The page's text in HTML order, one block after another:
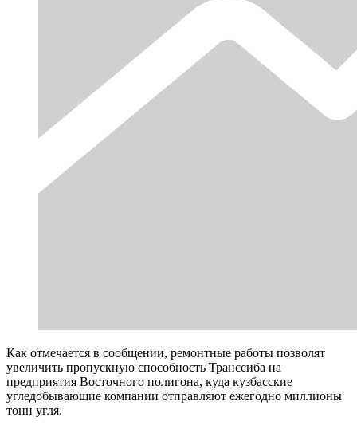
Как отмечается в сообщении, ремонтные работы позволят
увеличить пропускную способность Транссиба на
предприятия Восточного полигона, куда кузбасские
угледобывающие компании отправляют ежегодно миллионы
тонн угля.